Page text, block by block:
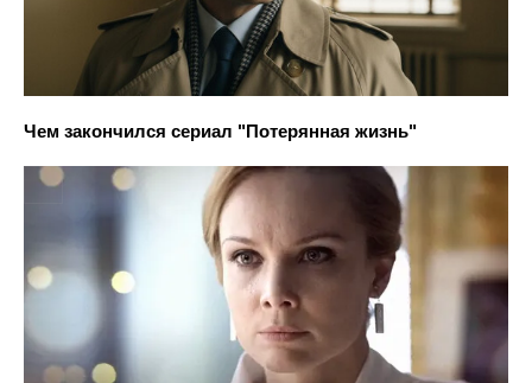
Чем закончился сериал "Потерянная жизнь"